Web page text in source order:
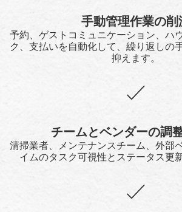
手動管理作業の削
予約、ゲストコミュニケーション、ハ
ク、支払いを自動化して、繰り返しの
抑えます。
チームとベンダーの調
清掃業者、メンテナンスチーム、外部
イムのタスク可視性とステータス更